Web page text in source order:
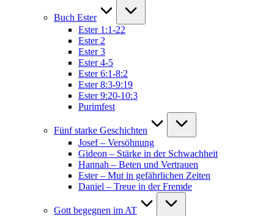
Buch Ester
Ester 1:1-22
Ester 2
Ester 3
Ester 4-5
Ester 6:1-8:2
Ester 8:3-9:19
Ester 9:20-10:3
Purimfest
Fünf starke Geschichten
Josef – Versöhnung
Gideon – Stärke in der Schwachheit
Hannah – Beten und Vertrauen
Ester – Mut in gefährlichen Zeiten
Daniel – Treue in der Fremde
Gott begegnen im AT